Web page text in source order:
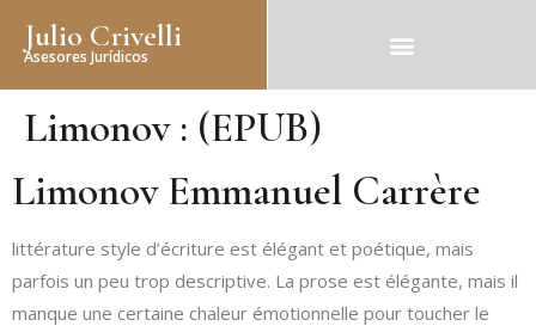
Julio Crivelli
Asesores Jurídicos
Limonov : (EPUB)
Limonov Emmanuel Carrère
littérature style d’écriture est élégant et poétique, mais
parfois un peu trop descriptive. La prose est élégante, mais il
manque une certaine chaleur émotionnelle pour toucher le